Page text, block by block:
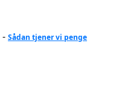
Sådan tjener vi penge